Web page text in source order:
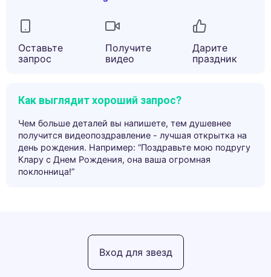
Оставьте
запрос
Получите
видео
Дарите
праздник
Как выглядит хороший запрос?
Чем больше деталей вы напишете, тем душевнее
получится видеопоздравление - лучшая открытка на
день рождения. Например: “Поздравьте мою подругу
Клару с Днем Рождения, она ваша огромная
поклонница!”
Вход для звезд